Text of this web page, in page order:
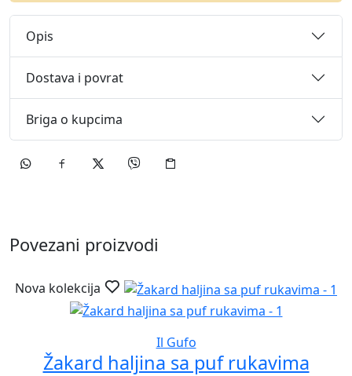
Opis
Dostava i povrat
Briga o kupcima
Povezani proizvodi
Nova kolekcija
Il Gufo
Žakard haljina sa puf rukavima